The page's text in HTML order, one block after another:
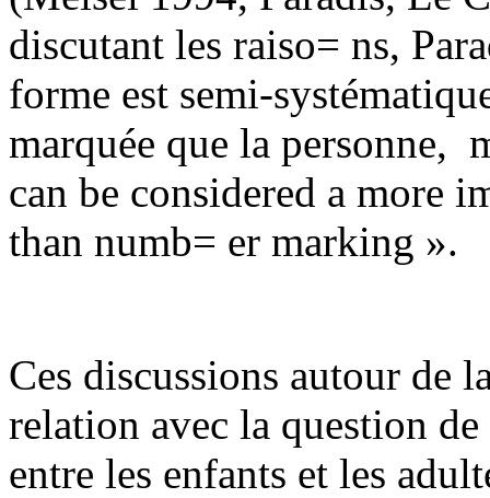
discutant les raiso= ns,
forme est semi-
marquée que la personne,
can be considered a more
than numb= er marking ».
Ces discussions autour de
relation avec la question
entre les enfants et les